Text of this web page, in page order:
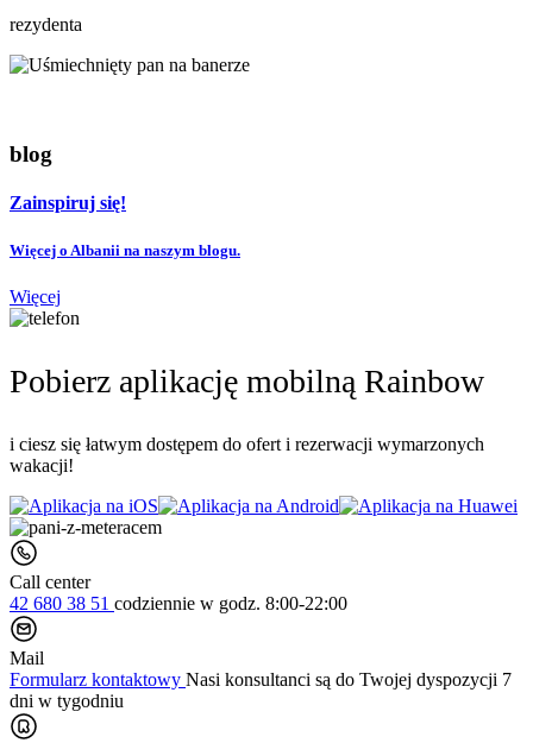
rezydenta
blog
Zainspiruj się!
Więcej o Albanii na naszym blogu.
Więcej
Pobierz aplikację mobilną Rainbow
i ciesz się łatwym dostępem do ofert i rezerwacji wymarzonych
wakacji!
Call center
42 680 38 51 codziennie w godz. 8:00-22:00
Mail
Formularz kontaktowy Nasi konsultanci są do Twojej dyspozycji 7
dni w tygodniu